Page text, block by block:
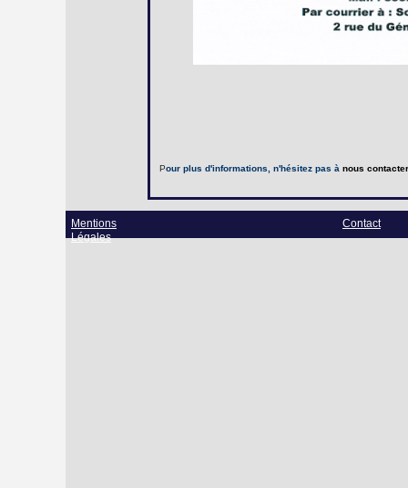
Pour plus d'informations, n'hésitez pas ànous
Mentions
Légales
Contact